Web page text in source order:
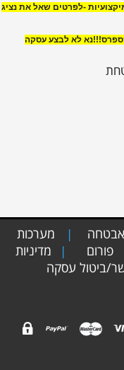
-לפרטים שאל את נציג
לא לבצע עסקה
|
מערכות
פורום |
מדיניות
ביטול עסקה